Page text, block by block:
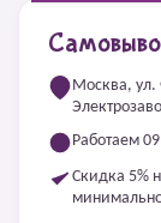
Москва, ул.
Работаем
Скидка 5%